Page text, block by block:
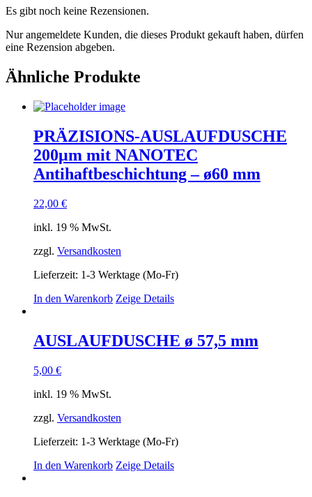
Es gibt noch keine Rezensionen.
Nur angemeldete Kunden, die dieses Produkt gekauft haben, dürfen
eine Rezension abgeben.
Ähnliche Produkte
PRÄZISIONS-AUSLAUFDUSCHE
200μm mit NANOTEC
Antihaftbeschichtung – ø60 mm
22,00 €
inkl. 19 % MwSt.
zzgl. Versandkosten
Lieferzeit: 1-3 Werktage (Mo-Fr)
In den Warenkorb Zeige Details
AUSLAUFDUSCHE ø 57,5 mm
5,00 €
inkl. 19 % MwSt.
zzgl. Versandkosten
Lieferzeit: 1-3 Werktage (Mo-Fr)
In den Warenkorb Zeige Details